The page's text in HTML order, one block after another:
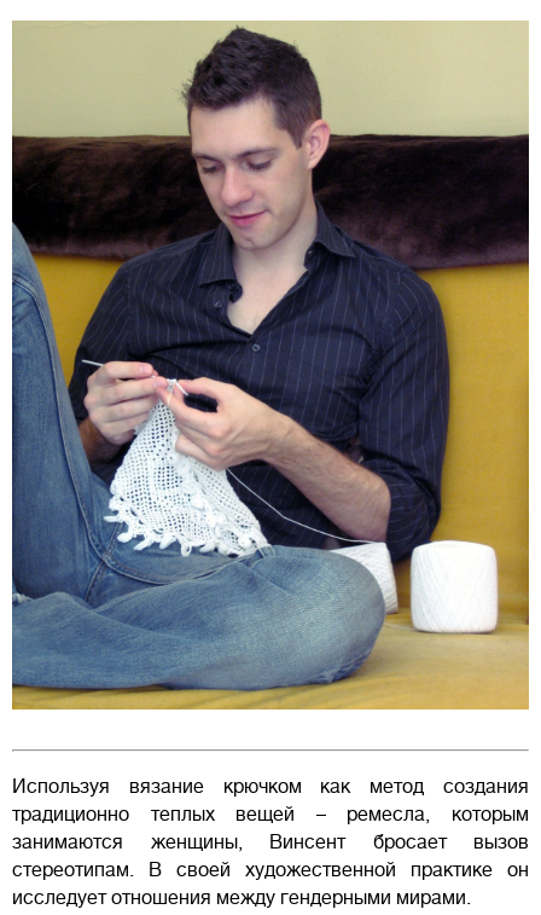
Используя вязание крючком как метод создания
традиционно теплых вещей – ремесла, которым
занимаются женщины, Винсент бросает вызов
стереотипам. В своей художественной практике он
исследует отношения между гендерными мирами.